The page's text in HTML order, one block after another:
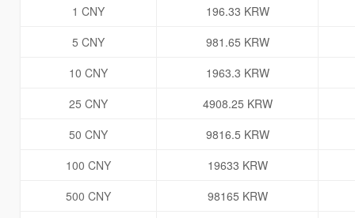
1 CNY
196.33 KRW
5 CNY
981.65 KRW
10 CNY
1963.3 KRW
25 CNY
4908.25 KRW
50 CNY
9816.5 KRW
100 CNY
19633 KRW
500 CNY
98165 KRW